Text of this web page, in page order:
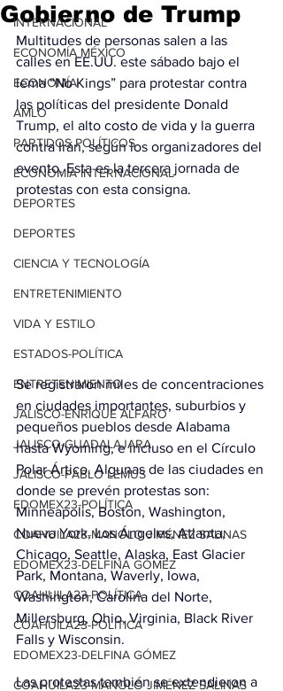
INTERNACIONAL
ECONOMÍA MÉXICO
ECONOMÍA
AMLO
PARTIDOS POLÍTICOS
ECONOMÍA INTERNACIONAL
DEPORTES
DEPORTES
CIENCIA Y TECNOLOGÍA
ENTRETENIMIENTO
VIDA Y ESTILO
ESTADOS-POLÍTICA
ENTRETENIMIENTO
JALISCO-ENRIQUE ALFARO
JALISCO-GUADALAJARA
JALISCO-PABLO LEMUS
EDOMEX23-POLÍTICA
COAHUILA23-MANOLO JIMÉNEZ SALINAS
EDOMEX23-DELFINA GÓMEZ
COAHUILA23-POLÍTICA
COAHUILA23-POLÍTICA
EDOMEX23-DELFINA GÓMEZ
COAHUILA23-MANOLO JIMÉNEZ SALINAS
Gobierno de Trump
Multitudes de personas salen a las
calles en EE.UU. este sábado bajo el
lema “No Kings” para protestar contra
las políticas del presidente Donald
Trump, el alto costo de vida y la guerra
contra Irán, según los organizadores del
evento. Esta es la tercera jornada de
protestas con esta consigna.
Se registraron miles de concentraciones
en ciudades importantes, suburbios y
pequeños pueblos desde Alabama
hasta Wyoming, e incluso en el Círculo
Polar Ártico. Algunas de las ciudades en
donde se prevén protestas son:
Minneapolis, Boston, Washington,
Nueva York, Los Ángeles, Atlanta,
Chicago, Seattle, Alaska, East Glacier
Park, Montana, Waverly, Iowa,
Washington, Carolina del Norte,
Millersburg, Ohio, Virginia, Black River
Falls y Wisconsin.
Las protestas también se extendieron a